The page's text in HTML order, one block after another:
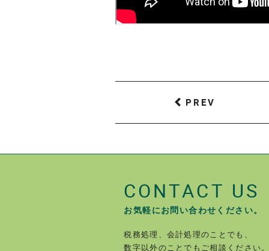
PREV
CONTACT US
お気軽にお問い合わせください。
税務処理、会計処理のことでも、
数字以外のことでもご相談ください